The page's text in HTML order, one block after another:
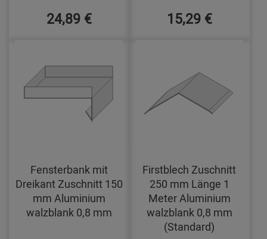
24,89 € 15,29 €
Fensterbank mit
Dreikant Zuschnitt 150
mm Aluminium
walzblank 0,8 mm
Firstblech Zuschnitt
250 mm Länge 1
Meter Aluminium
walzblank 0,8 mm
(Standard)